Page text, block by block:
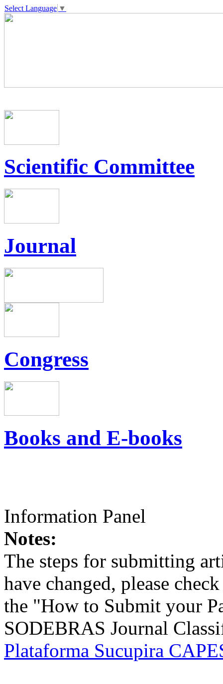
Select Language ▼
Scientific Committee
Journal
Congress
Books and E-books
Information Panel
Notes:
The steps for submitting
have changed, please
the "How to Submit your
SODEBRAS Journal
Plataforma Sucupira